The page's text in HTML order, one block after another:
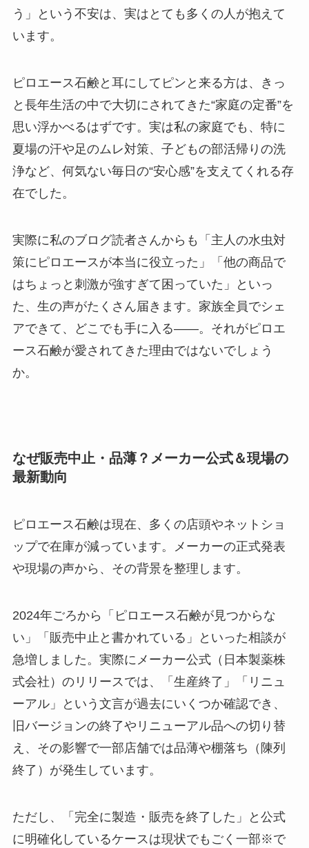
う」という不安は、実はとても多くの人が抱えて
います。
ピロエース石鹸と耳にしてピンと来る方は、きっ
と長年生活の中で大切にされてきた“家庭の定番”を
思い浮かべるはずです。実は私の家庭でも、特に
夏場の汗や足のムレ対策、子どもの部活帰りの洗
浄など、何気ない毎日の“安心感”を支えてくれる存
在でした。
実際に私のブログ読者さんからも「主人の水虫対
策にピロエースが本当に役立った」「他の商品で
はちょっと刺激が強すぎて困っていた」といっ
た、生の声がたくさん届きます。家族全員でシェ
アできて、どこでも手に入る――。それがピロエ
ース石鹸が愛されてきた理由ではないでしょう
か。
なぜ販売中止・品薄？メーカー公式＆現場の
最新動向
ピロエース石鹸は現在、多くの店頭やネットショ
ップで在庫が減っています。メーカーの正式発表
や現場の声から、その背景を整理します。
2024年ごろから「ピロエース石鹸が見つからな
い」「販売中止と書かれている」といった相談が
急増しました。実際にメーカー公式（日本製薬株
式会社）のリリースでは、「生産終了」「リニュ
ーアル」という文言が過去にいくつか確認でき、
旧バージョンの終了やリニューアル品への切り替
え、その影響で一部店舗では品薄や棚落ち（陳列
終了）が発生しています。
ただし、「完全に製造・販売を終了した」と公式
に明確化しているケースは現状でもごく一部※で